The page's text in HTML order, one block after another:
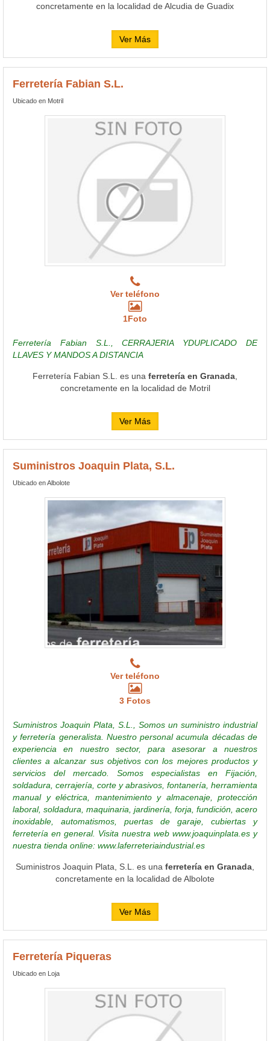
concretamente en la localidad de Alcudia de Guadix
Ver Más
Ferretería Fabian S.L.
Ubicado en Motril
Ver teléfono
1Foto
Ferretería Fabian S.L., CERRAJERIA YDUPLICADO DE
LLAVES Y MANDOS A DISTANCIA
Ferretería Fabian S.L. es una ferretería en Granada
concretamente en la localidad de Motril
Ver Más
Suministros Joaquin Plata, S.L.
Ubicado en Albolote
Ver teléfono
3 Fotos
Suministros Joaquin Plata, S.L., Somos un suministro industrial
y ferretería generalista. Nuestro personal acumula décadas de
experiencia en nuestro sector, para asesorar a nuestros
clientes a alcanzar sus objetivos con los mejores productos y
servicios del mercado. Somos especialistas en Fijación,
soldadura, cerrajería, corte y abrasivos, fontanería, herramienta
manual y eléctrica, mantenimiento y almacenaje, protección
laboral, soldadura, maquinaria, jardinería, forja, fundición, acero
inoxidable, automatismos, puertas de garaje, cubiertas y
ferretería en general. Visita nuestra web www.joaquinplata.es y
nuestra tienda online: www.laferreteriaindustrial.es
Suministros Joaquin Plata, S.L. es una ferretería en Granada
concretamente en la localidad de Albolote
Ver Más
Ferretería Piqueras
Ubicado en Loja